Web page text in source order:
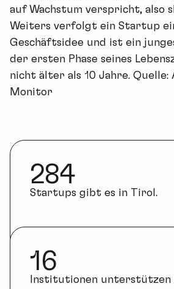
auf Wachstum verspricht, also
Weiters verfolgt ein Startup
Geschäftsidee und ist ein
der ersten Phase seines
nicht älter als 10 Jahre.
Monitor
284
Startups gibt es in Tirol.
16
Institutionen unterstützen